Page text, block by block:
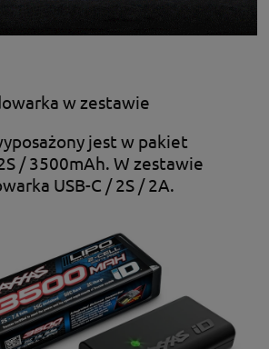
w zestawie
jest w pakiet
/ 3500mAh. W zestawie
USB-C / 2S / 2A.